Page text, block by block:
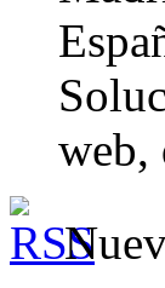
web,